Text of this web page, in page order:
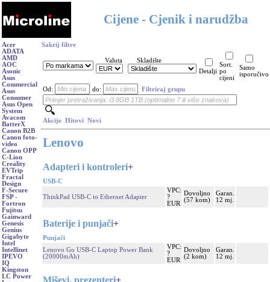
Cijene - Cjenik i narudžba
Acer
ADATA
AMD
AOC
Asonic
Asus
Commercial
Asus
Consumer
Asus Open
System
Avacom
BatterX
Canon B2B
Canon foto-
video
Canon OPP
C-Lion
Creality
EVTrip
Fractal
Design
F-Secure
FSP -
Fortron
Fujitsu
Gainward
Genesis
Genius
Gigabyte
Intel
Intellinet
IPEVO
IQ
Kingston
LC Power
Sakrij filtre
Valuta
Skladište
Detalji
Sort.
po
cijeni
Samo
isporučivo
Od: do: Filtriraj grupu
Akcije Hitovi Novi
Lenovo
Adapteri i kontroleri+
USB-C
ThinkPad USB-C to Ethernet Adapter
VPC:
?
EUR
Dovoljno
(57 kom)
Garan.
12 mj.
Baterije i punjači+
Punjači
Lenovo Go USB-C Laptop Power Bank
(20000mAh)
VPC:
?
EUR
Dovoljno
(2 kom)
Garan.
12 mj.
Miševi, prezenteri+